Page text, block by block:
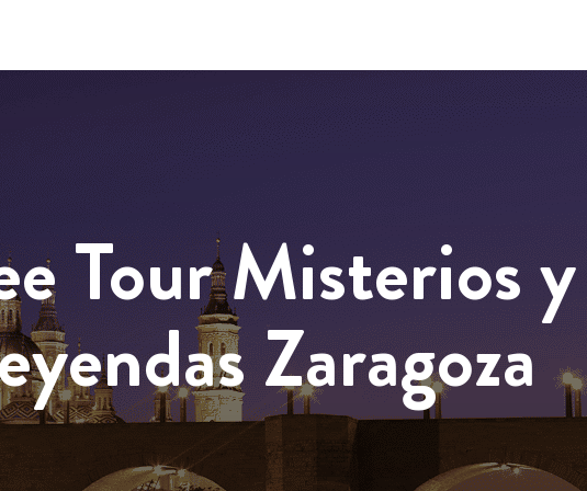
Tour Misterios y
Zaragoza